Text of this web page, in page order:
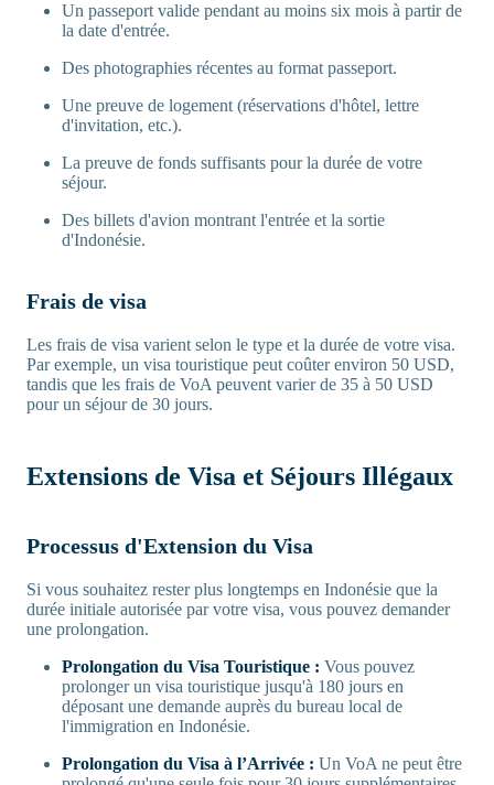
Un passeport valide pendant au moins six mois à partir de
la date d'entrée.
Des photographies récentes au format passeport.
Une preuve de logement (réservations d'hôtel, lettre
d'invitation, etc.).
La preuve de fonds suffisants pour la durée de votre
séjour.
Des billets d'avion montrant l'entrée et la sortie
d'Indonésie.
Frais de visa
Les frais de visa varient selon le type et la durée de votre visa.
Par exemple, un visa touristique peut coûter environ 50 USD,
tandis que les frais de VoA peuvent varier de 35 à 50 USD
pour un séjour de 30 jours.
Extensions de Visa et Séjours Illégaux
Processus d'Extension du Visa
Si vous souhaitez rester plus longtemps en Indonésie que la
durée initiale autorisée par votre visa, vous pouvez demander
une prolongation.
Prolongation du Visa Touristique : Vous pouvez
prolonger un visa touristique jusqu'à 180 jours en
déposant une demande auprès du bureau local de
l'immigration en Indonésie.
Prolongation du Visa à l’Arrivée : Un VoA ne peut être